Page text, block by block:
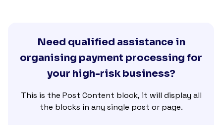
Need qualified assistance in
organising payment processing for
your high-risk business?
This is the Post Content block, it will display all
the blocks in any single post or page.